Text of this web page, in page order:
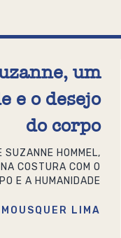
um
e o desejo
do corpo
SUZANNE HOMMEL,
COSTURA COM O
E A HUMANIDADE
LIMA